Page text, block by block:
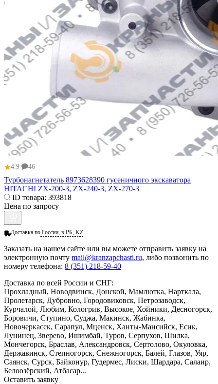
★4.9 46
Турбонагнетатель 8973628390 гусеничного экскаватора
HITACHI ZX-200-3, ZX-240-3, ZX-270-3
ID товара: 393818
Цена по запросу
Доставка поРоссии, в РБ, KZ
Заказать на нашем сайте или вы можете отправить заявку на
электронную почту mail@kranzapchasti.ru, либо позвонить по
номеру телефона: 8 (351) 218-59-40
Доставка по всей России и СНГ:
Прохладный, Новодвинск, Донской, Мамлютка, Нарткала,
Пролетарск, Дубровно, Городовиковск, Петрозаводск,
Курчалой, Любим, Кологрив, Высокое, Хойники, Десногорск,
Боровичи, Ступино, Суджа, Макинск, Жабинка,
Новочеркасск, Сарапул, Мценск, Ханты-Мансийск, Есик,
Лунинец, Зверево, Ишимбай, Туров, Серпухов, Шилка,
Мончегорск, Браслав, Александровск, Сертолово, Окуловка,
Державинск, Степногорск, Снежногорск, Балей, Глазов, Уяр,
Саянск, Сурск, Байконур, Гудермес, Лиски, Шардара, Салаир,
Белоозёрский, Атбасар...
Оставить заявку